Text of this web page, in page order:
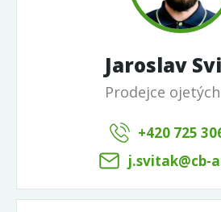
Jaroslav
Prodejce
+420 725
j.svitak@cb-